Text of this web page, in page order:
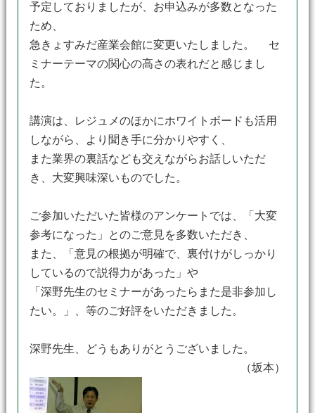
予定しておりましたが、お申込みが多数となった
ため、
急きょすみだ産業会館に変更いたしました。 セ
ミナーテーマの関心の高さの表れだと感じまし
た。
講演は、レジュメのほかにホワイトボードも活用
しながら、より聞き手に分かりやすく、
また業界の裏話なども交えながらお話しいただ
き、大変興味深いものでした。
ご参加いただいた皆様のアンケートでは、「大変
参考になった」とのご意見を多数いただき、
また、「意見の根拠が明確で、裏付けがしっかり
しているので説得力があった」や
「深野先生のセミナーがあったらまた是非参加し
たい。」、等のご好評をいただきました。
深野先生、どうもありがとうございました。
（坂本）